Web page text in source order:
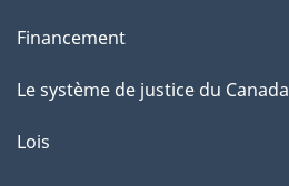
Financement
Le système de justice du Canada
Lois